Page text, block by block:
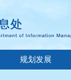
规划发展